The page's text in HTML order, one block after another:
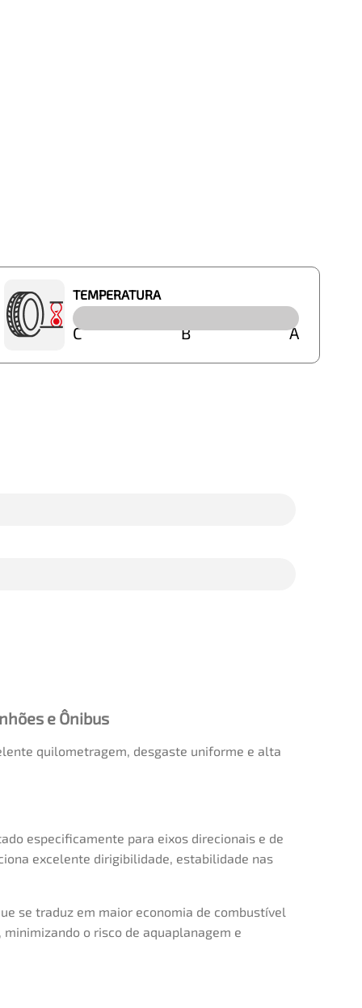
TEMPERATURA
C B A
e Ônibus
quilometragem, desgaste uniforme e alta
especificamente para eixos direcionais e de
excelente dirigibilidade, estabilidade nas
se traduz em maior economia de combustível
o risco de aquaplanagem e